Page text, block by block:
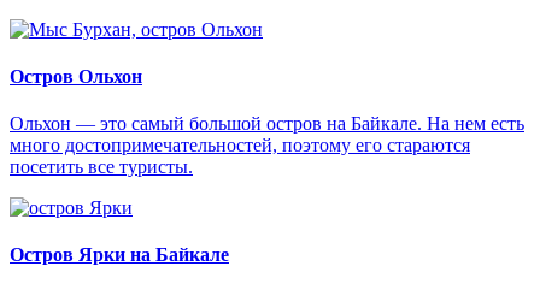
Остров Ольхон
Ольхон — это самый большой остров на Байкале. На нем есть
много достопримечательностей, поэтому его стараются
посетить все туристы.
Остров Ярки на Байкале